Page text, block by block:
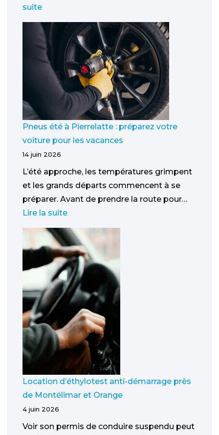
suite
Pneus été à Pierrelatte : préparez votre
voiture pour les vacances
14 juin 2026
L’été approche, les températures grimpent
et les grands départs commencent à se
préparer. Avant de prendre la route pour…
Lire la suite
Location d’éthylotest anti-démarrage près
de Montélimar et Orange
4 juin 2026
Voir son permis de conduire suspendu peut